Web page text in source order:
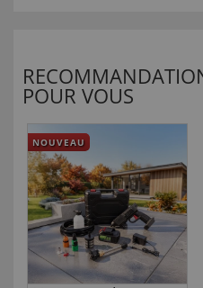
POUR VOUS
NOUVEAU